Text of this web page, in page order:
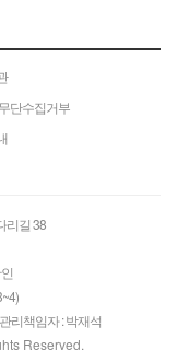
단수집거부
리길 38
리책임자 : 박재석
Reserved.